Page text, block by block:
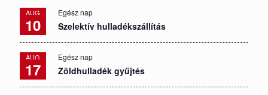
AUG
10
Egész nap
Szelektív hulladékszállítás
AUG
17
Egész nap
Zöldhulladék gyűjtés